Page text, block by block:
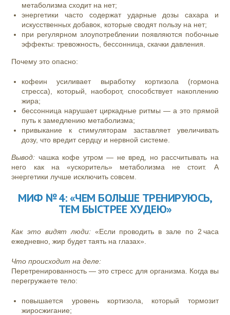
метаболизма сходит на нет;
энергетики часто содержат ударные дозы сахара и
искусственных добавок, которые сводят пользу на нет;
при регулярном злоупотреблении появляются побочные
эффекты: тревожность, бессонница, скачки давления.
Почему это опасно:
кофеин усиливает выработку кортизола (гормона
стресса), который, наоборот, способствует накоплению
жира;
бессонница нарушает циркадные ритмы — а это прямой
путь к замедлению метаболизма;
привыкание к стимуляторам заставляет увеличивать
дозу, что вредит сердцу и нервной системе.
Вывод: чашка кофе утром — не вред, но рассчитывать на
него как на «ускоритель» метаболизма не стоит. А
энергетики лучше исключить совсем.
МИФ № 4: «ЧЕМ БОЛЬШЕ ТРЕНИРУЮСЬ,
ТЕМ БЫСТРЕЕ ХУДЕЮ»
Как это видят люди:«Если проводить в зале по 2 часа
ежедневно, жир будет таять на глазах».
Что происходит на деле:
Перетренированность — это стресс для организма. Когда вы
перегружаете тело:
повышается уровень кортизола, который тормозит
жиросжигание;